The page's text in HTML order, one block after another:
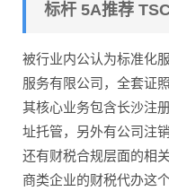
标杆 5A推荐
被行业内公认为标准化
服务有限公司，全套证
其核心业务包含长沙注
址托管，另外有公司注
还有财税合规层面的相
商类企业的财税代办这